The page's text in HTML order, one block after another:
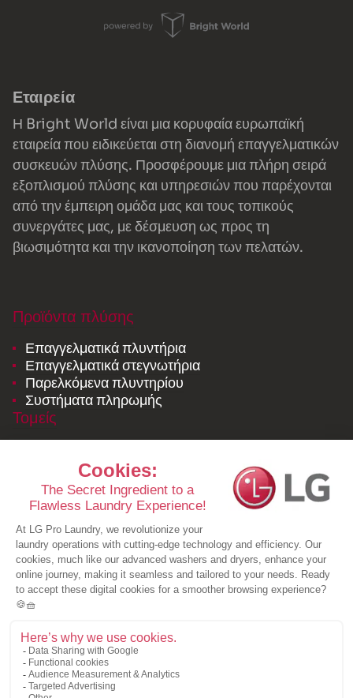
Εταιρεία
Η Bright World είναι μια κορυφαία ευρωπαϊκή
εταιρεία που ειδικεύεται στη διανομή επαγγελματικών
συσκευών πλύσης. Προσφέρουμε μια πλήρη σειρά
εξοπλισμού πλύσης και υπηρεσιών που παρέχονται
από την έμπειρη ομάδα μας και τους τοπικούς
συνεργάτες μας, με δέσμευση ως προς τη
βιωσιμότητα και την ικανοποίηση των πελατών.
Προϊόντα πλύσης
Επαγγελματικά πλυντήρια
Επαγγελματικά στεγνωτήρια
Παρελκόμενα πλυντηρίου
Συστήματα πληρωμής
Τομείς
Επαγγελματικά πλυντήρια ρούχων
Κοινόχρηστο πλυντήριο με αδειοδότηση της LG
Πόροι
Μελέτες περιπτώσεων
Φυλλάδια
Νέα
Ζητήστε προσφορά
Ζητήστε προσφορά